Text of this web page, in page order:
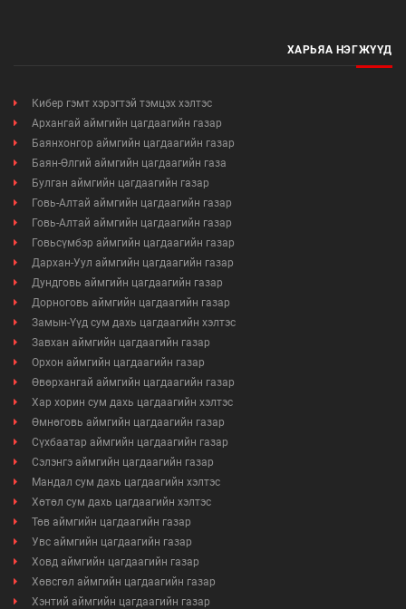
ХАРЬЯА НЭГЖҮҮД
Кибер гэмт хэрэгтэй тэмцэх хэлтэс
Архангай аймгийн цагдаагийн газар
Баянхонгор аймгийн цагдаагийн газар
Баян-Өлгий аймгийн цагдаагийн газа
Булган аймгийн цагдаагийн газар
Говь-Алтай аймгийн цагдаагийн газар
Говь-Алтай аймгийн цагдаагийн газар
Говьсүмбэр аймгийн цагдаагийн газар
Дархан-Уул аймгийн цагдаагийн газар
Дундговь аймгийн цагдаагийн газар
Дорноговь аймгийн цагдаагийн газар
Замын-Үүд сум дахь цагдаагийн хэлтэс
Завхан аймгийн цагдаагийн газар
Орхон аймгийн цагдаагийн газар
Өвөрхангай аймгийн цагдаагийн газар
Хар хорин сум дахь цагдаагийн хэлтэс
Өмнөговь аймгийн цагдаагийн газар
Сүхбаатар аймгийн цагдаагийн газар
Сэлэнгэ аймгийн цагдаагийн газар
Мандал сум дахь цагдаагийн хэлтэс
Хөтөл сум дахь цагдаагийн хэлтэс
Төв аймгийн цагдаагийн газар
Увс аймгийн цагдаагийн газар
Ховд аймгийн цагдаагийн газар
Хөвсгөл аймгийн цагдаагийн газар
Хэнтий аймгийн цагдаагийн газар